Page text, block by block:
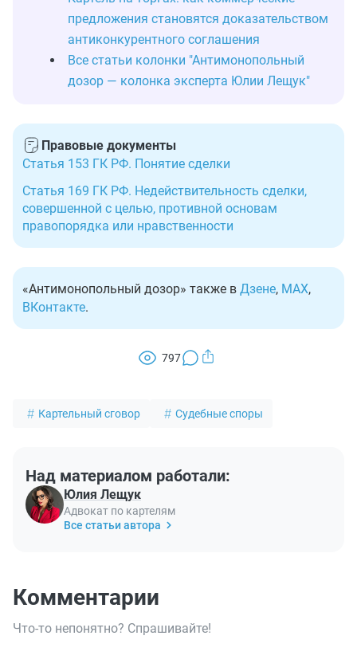
предложения становятся доказательством
антиконкурентного соглашения
Все статьи колонки "Антимонопольный
дозор — колонка эксперта Юлии Лещук"
Правовые документы
Статья 153 ГК РФ. Понятие сделки
Статья 169 ГК РФ. Недействительность сделки,
совершенной с целью, противной основам
правопорядка или нравственности
«Антимонопольный дозор» также в Дзене, MAX,
ВКонтакте.
797
Картельный сговор Судебные споры
Над материалом работали:
Юлия Лещук
Адвокат по картелям
Все статьи автора
Комментарии
Что-то непонятно? Спрашивайте!